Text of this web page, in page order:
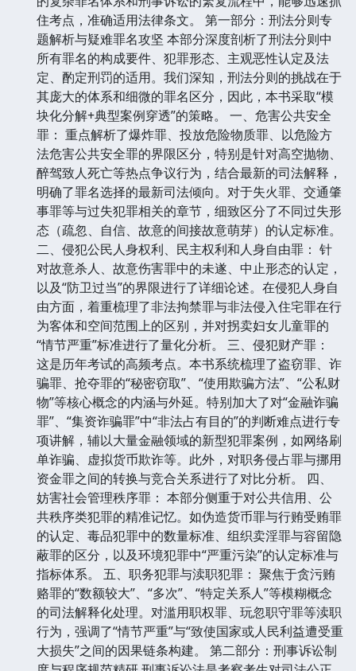
住考点，准确适用法律条文。 第一部分：刑法分则专
题解析与疑难罪名攻坚 本部分深度剖析了刑法分则中
所有罪名的构成要件、犯罪形态、主观恶性认定及法
定、酌定刑罚的适用。我们深知，刑法分则的挑战在于
其庞大的体系和细微的罪名区分，因此，本书采取“模
块化分解+典型案例穿透”的策略。 一、危害公共安全
罪： 重点解析了爆炸罪、投放危险物质罪、以危险方
法危害公共安全罪的界限区分，特别是针对高空抛物、
醉驾致人死亡等热点争议行为，结合最新的司法解释，
明确了罪名选择的最新司法倾向。对于失火罪、交通肇
事罪等与过失犯罪相关的章节，细致区分了不同过失形
态（疏忽、自信、故意的间接故意萌芽）的认定标准。
二、侵犯公民人身权利、民主权利和人身自由罪： 针
对故意杀人、故意伤害罪中的未遂、中止形态的认定，
以及“防卫过当”的界限进行了详细论述。在侵犯人身自
由方面，着重梳理了非法拘禁罪与非法侵入住宅罪在行
为客体和空间范围上的区别，并对拐卖妇女儿童罪的
“情节严重”标准进行了量化分析。 三、侵犯财产罪：
这是历年考试的高频考点。本书系统梳理了盗窃罪、诈
骗罪、抢夺罪的“秘密窃取”、“使用欺骗方法”、“公私财
物”等核心概念的内涵与外延。特别加大了对“金融诈骗
罪”、“集资诈骗罪”中“非法占有目的”的判断难点进行专
项讲解，辅以大量金融领域的新型犯罪案例，如网络刷
单诈骗、虚拟货币欺诈等。此外，对职务侵占罪与挪用
资金罪之间的转换与竞合关系进行了对比分析。 四、
妨害社会管理秩序罪： 本部分侧重于对公共信用、公
共秩序类犯罪的精准记忆。如伪造货币罪与行贿受贿罪
的认定、毒品犯罪中的数量标准、组织卖淫罪与容留隐
蔽罪的区分，以及环境犯罪中“严重污染”的认定标准与
指标体系。 五、职务犯罪与渎职犯罪： 聚焦于贪污贿
赂罪的“数额较大”、“多次”、“特定关系人”等模糊概念
的司法解释化处理。对滥用职权罪、玩忽职守罪等渎职
行为，强调了“情节严重”与“致使国家或人民利益遭受重
大损失”之间的因果链条构建。 第二部分：刑事诉讼制